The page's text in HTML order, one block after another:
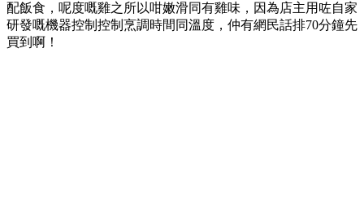
配飯食，呢度嘅雞之所以咁嫩滑同有雞味，因為店主用咗自家
研發嘅機器控制控制烹調時間同溫度，仲有網民話排70分鐘先
買到啊！